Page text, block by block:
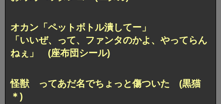
オカン「ペットボトル潰してー」
「いいぜ、って、ファンタのかよ、やってらん
ねぇ」 (座布団シール)
怪獣 ってあだ名でちょっと傷ついた (黒猫
＊)